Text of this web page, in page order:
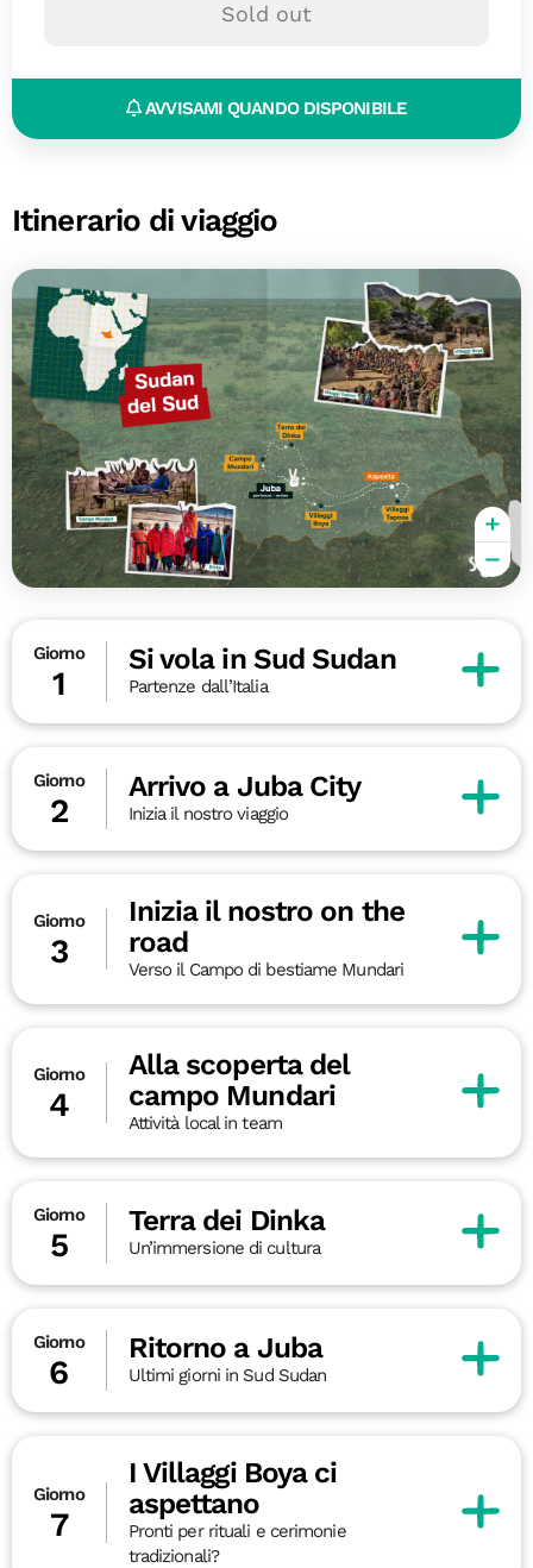
Sold out
AVVISAMI QUANDO DISPONIBILE
Itinerario di viaggio
Giorno
1
Si vola in Sud Sudan
Partenze dall’Italia
Giorno
2
Arrivo a Juba City
Inizia il nostro viaggio
Giorno
3
Inizia il nostro on the
road
Verso il Campo di bestiame Mundari
Giorno
4
Alla scoperta del
campo Mundari
Attività local in team
Giorno
5
Terra dei Dinka
Un’immersione di cultura
Giorno
6
Ritorno a Juba
Ultimi giorni in Sud Sudan
Giorno
7
I Villaggi Boya ci
aspettano
Pronti per rituali e cerimonie
tradizionali?